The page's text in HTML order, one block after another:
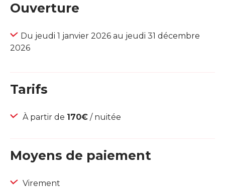
Ouverture
Du jeudi 1 janvier 2026 au jeudi 31 décembre
2026
Tarifs
À partir de 170€ / nuitée
Moyens de paiement
Virement